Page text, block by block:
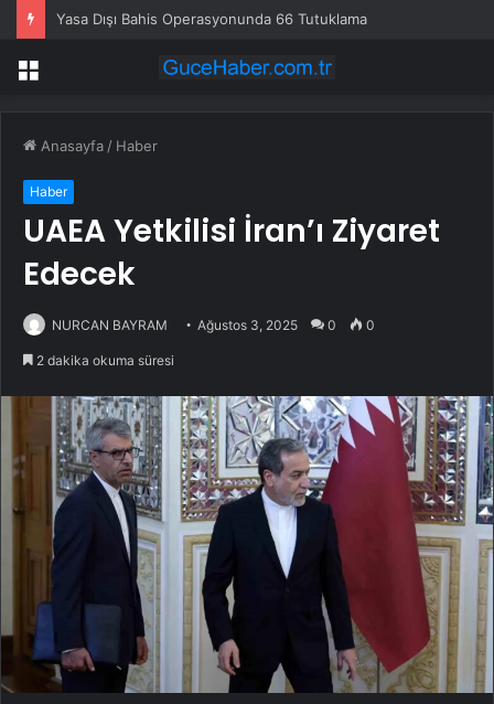
Yasa Dışı Bahis Operasyonunda 66 Tutuklama
Menü
Anasayfa / Haber
Haber
UAEA Yetkilisi İran’ı Ziyaret
Edecek
NURCAN BAYRAM Ağustos 3, 2025 0 0
2 dakika okuma süresi